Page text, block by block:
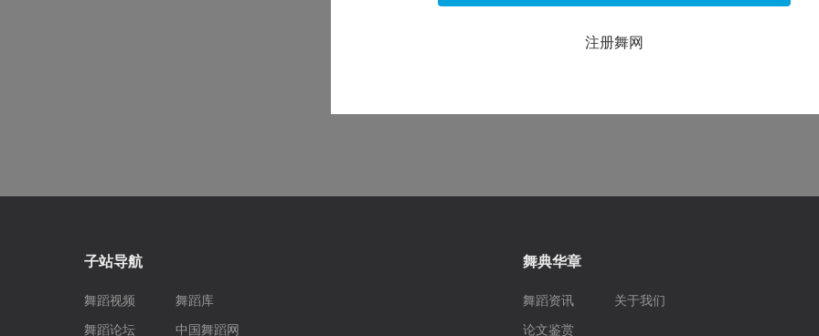
注册舞网
子站导航
舞蹈视频 舞蹈库
舞蹈论坛 中国舞蹈网
舞典华章
舞蹈资讯
论文鉴赏
关于我们